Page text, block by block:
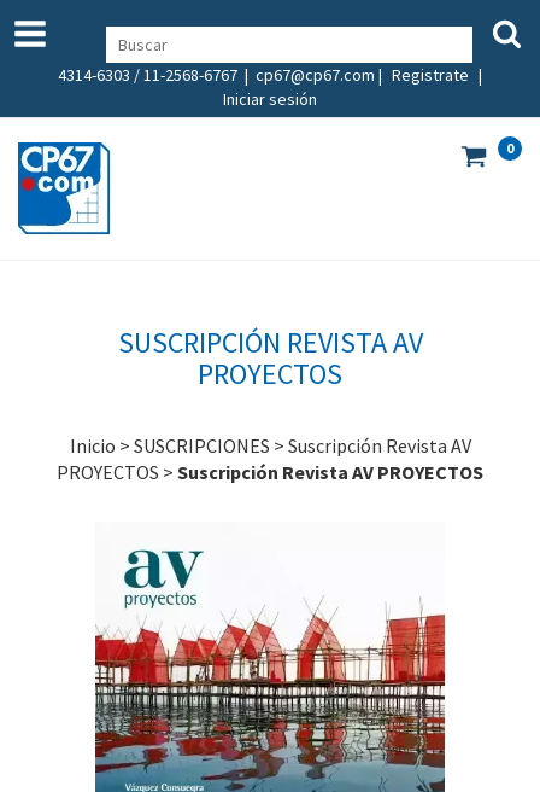
4314-6303 / 11-2568-6767 | cp67@cp67.com | Registrate |
Iniciar sesión
0
SUSCRIPCIÓN REVISTA AV
PROYECTOS
Inicio > SUSCRIPCIONES > Suscripción Revista AV
PROYECTOS > Suscripción Revista AV PROYECTOS